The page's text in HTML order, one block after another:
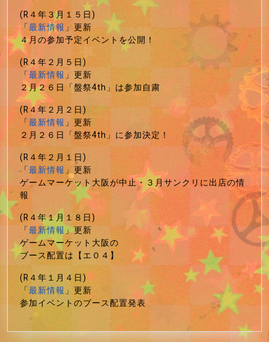
(R４年３月１５日)
「最新情報」更新
４月の参加予定イベントを公開！
(R４年２月５日)
「最新情報」更新
２月２６日「盤祭4th」は参加自粛
(R４年２月２日)
「最新情報」更新
２月２６日「盤祭4th」に参加決定！
(R４年２月１日)
「最新情報」更新
ゲームマーケット大阪が中止・３月サンクリに出店の情
報
(R４年１月１８日)
「最新情報」更新
ゲームマーケット大阪の
ブース配置は【エ０４】
(R４年１月４日)
「最新情報」更新
参加イベントのブース配置発表